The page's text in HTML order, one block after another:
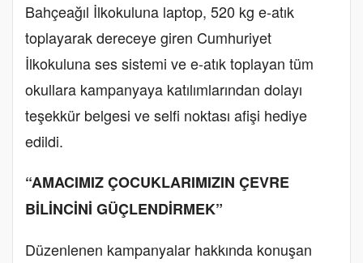
Bahçeağıl İlkokuluna laptop, 520 kg e-atık
toplayarak dereceye giren Cumhuriyet
İlkokuluna ses sistemi ve e-atık toplayan tüm
okullara kampanyaya katılımlarından dolayı
teşekkür belgesi ve selfi noktası afişi hediye
edildi.
“AMACIMIZ ÇOCUKLARIMIZIN ÇEVRE
BİLİNCİNİ GÜÇLENDİRMEK”
Düzenlenen kampanyalar hakkında konuşan